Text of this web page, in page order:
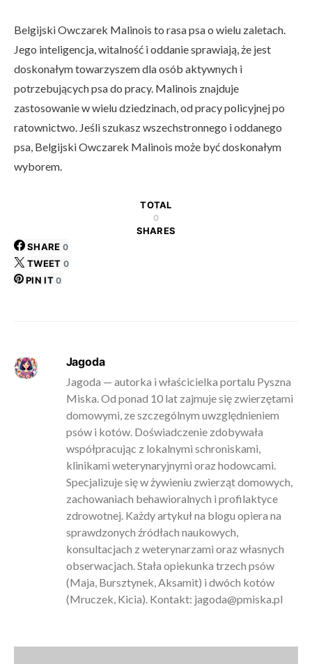
Belgijski Owczarek Malinois to rasa psa o wielu zaletach.
Jego inteligencja, witalność i oddanie sprawiają, że jest
doskonałym towarzyszem dla osób aktywnych i
potrzebujących psa do pracy. Malinois znajduje
zastosowanie w wielu dziedzinach, od pracy policyjnej po
ratownictwo. Jeśli szukasz wszechstronnego i oddanego
psa, Belgijski Owczarek Malinois może być doskonałym
wyborem.
TOTAL
0
SHARES
SHARE 0
TWEET 0
PIN IT 0
Jagoda
Jagoda — autorka i właścicielka portalu Pyszna
Miska. Od ponad 10 lat zajmuje się zwierzętami
domowymi, ze szczególnym uwzględnieniem
psów i kotów. Doświadczenie zdobywała
współpracując z lokalnymi schroniskami,
klinikami weterynaryjnymi oraz hodowcami.
Specjalizuje się w żywieniu zwierząt domowych,
zachowaniach behawioralnych i profilaktyce
zdrowotnej. Każdy artykuł na blogu opiera na
sprawdzonych źródłach naukowych,
konsultacjach z weterynarzami oraz własnych
obserwacjach. Stała opiekunka trzech psów
(Maja, Bursztynek, Aksamit) i dwóch kotów
(Mruczek, Kicia). Kontakt: jagoda@pmiska.pl